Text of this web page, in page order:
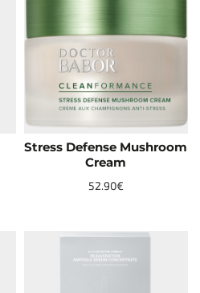
NEW
Stress Defense Mushroom
Cream
52.90€